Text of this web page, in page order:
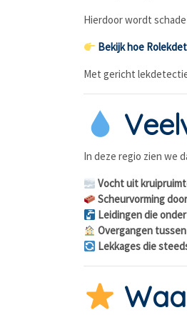
Hierdoor wordt
Bekijk hoe
Met gericht
In deze regio zien we
Vocht uit
Scheurvorming
Leidingen die
Overgangen
Lekkages die